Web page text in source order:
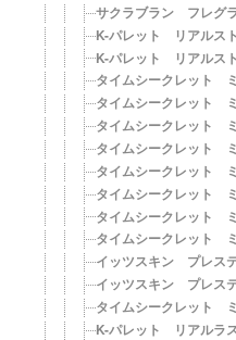
サクラブラン フレグ
K-パレット リアルス
K-パレット リアルス
タイムシークレット
タイムシークレット
タイムシークレット
タイムシークレット
タイムシークレット
タイムシークレット
タイムシークレット
タイムシークレット
イッツスキン プレス
イッツスキン プレス
タイムシークレット
K-パレット リアルラ